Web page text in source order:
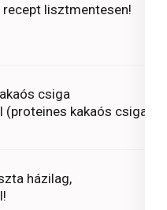
lisztmentesen!
csiga
kakaós csiga)
házilag,